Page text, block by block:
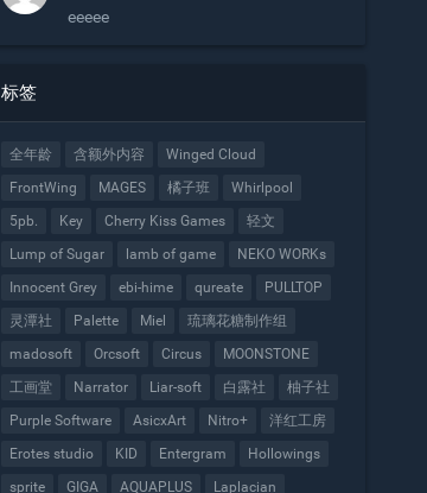
eeeee
标签
全年龄 含额外内容
Winged Cloud
FrontWing
MAGES 橘子班
Whirlpool
5pb.
Key Cherry Kiss Games
轻文
Lump of Sugar
lamb of game
NEKO WORKs
Innocent Grey
ebi-hime qureate
PULLTOP
灵潭社
Palette Miel
琉璃花糖制作组
madosoft
Orcsoft Circus
MOONSTONE
工画堂
Narrator Liar-soft 白露社
柚子社
Purple Software
AsicxArt Nitro+
洋红工房
Erotes studio
KID Entergram
Hollowings
sprite
GIGA AQUAPLUS
Laplacian